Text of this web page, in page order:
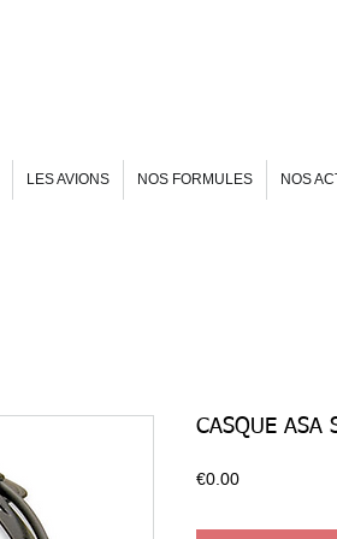
LES AVIONS NOS FORMULES NOS
CASQUE ASA
€0.00Prix